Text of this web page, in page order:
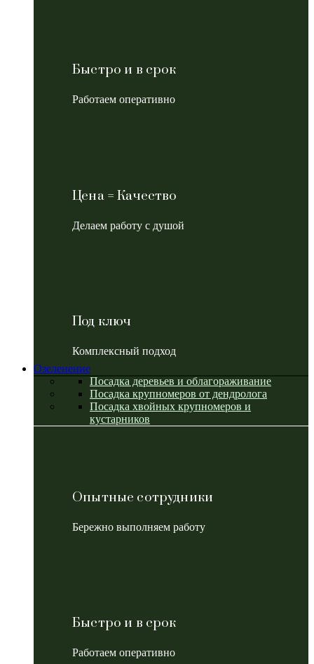
Быстро и в срок
Работаем оперативно
Цена = Качество
Делаем работу с душой
Под ключ
Комплексный подход
Озеленение
Посадка деревьев и облагораживание
Посадка крупномеров от дендролога
Посадка хвойных крупномеров и
кустарников
Опытные сотрудники
Бережно выполняем работу
Быстро и в срок
Работаем оперативно